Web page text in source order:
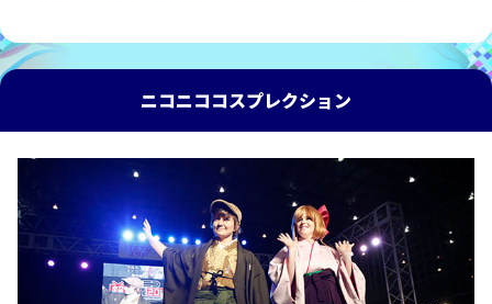
ニコニココスプレクション